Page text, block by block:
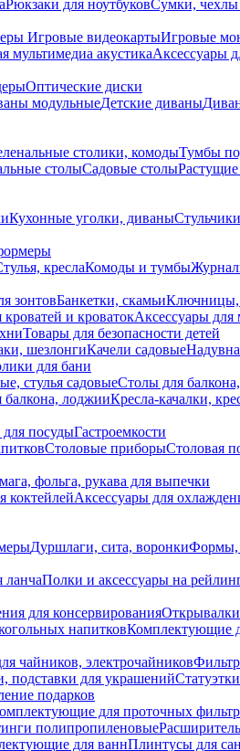
Рюкзаки для ноутбуковСумки, чехлы
Игровые видеокартыИгровые
мультимедиа акустикаАксессуары
Оптические диски
модульныеДетские диваны
столики, комодыТумбы
столыСадовые столы
Кухонные уголки, диваны
креслаКомоды и тумбы
зонтовБанкетки, скамьиКлючницы,
и кроватокАксессуары для
Товары для безопасности детей
шезлонгиКачели садовые
для бани
стулья садовыеСтолы для
лоджииКресла-качалки,
посудыГастроемкости
Столовые приборыСтоловая
фольга, рукава для выпечки
коктейлейАксессуары для
Дуршлаги, сита, воронкиФормы,
ланчаПолки и аксессуары на
для консервированияОткрывалки
напитковКомплектующие
чайников, электрочайников
подставки для украшенийСтатуэтки
подарков
для проточных
полипропиленовые
для ваннПлинтусы для